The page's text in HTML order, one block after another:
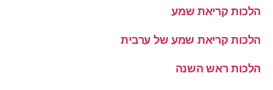
הלכות קריאת שמע
הלכות קריאת שמע של ערבית
הלכות ראש השנה